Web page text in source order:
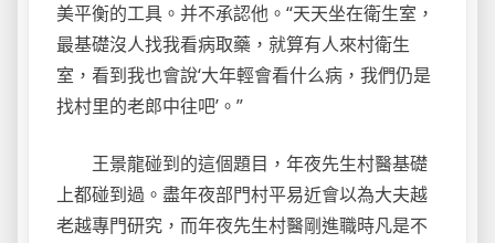
美平衡的工具。并不承認他。“天天坐在衛生室，
最基礎沒人找我看病取藥，就算有人來村衛生
室，看到我也會說‘大年輕會看什么病，我們仍是
找村里的老郎中往吧’。”
王景龍碰到的這個題目，年夜先生村醫基礎
上都碰到過。盡年夜部門村平易近會以為大夫越
老越專門研究，而年夜先生村醫剛進職時凡是不